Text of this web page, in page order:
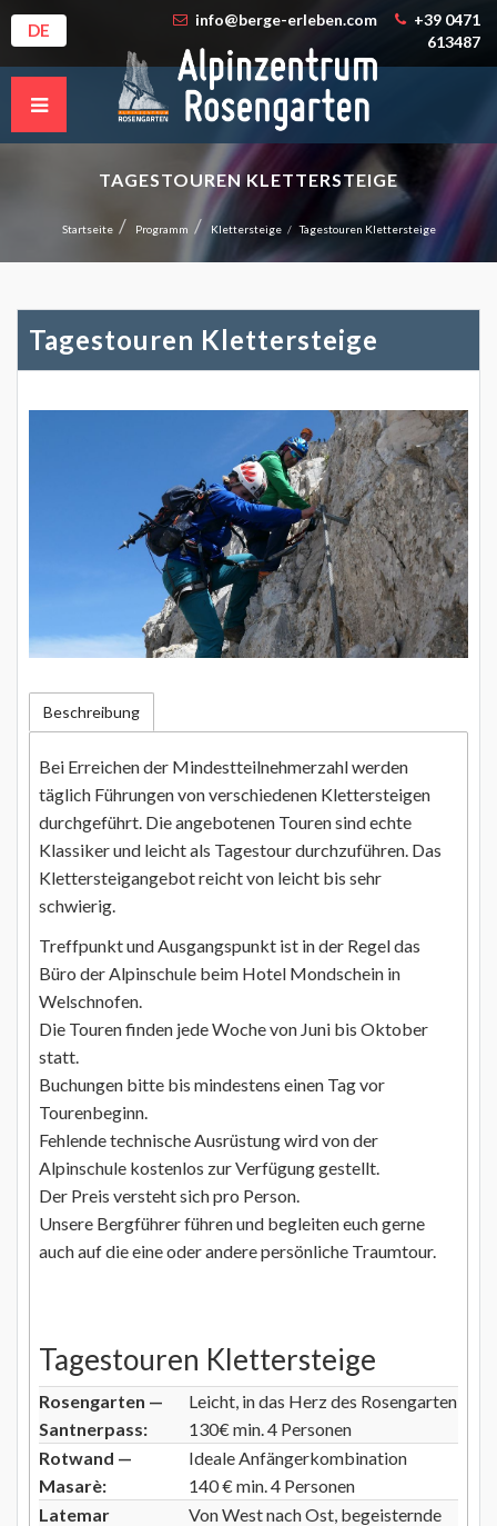
DE
info@berge-erleben.com
+39 0471
613487
TAGESTOUREN KLETTERSTEIGE
Startseite Programm Klettersteige Tagestouren Klettersteige
Tagestouren Klettersteige
Beschreibung
Bei Erreichen der Mindestteilnehmerzahl werden
täglich Führungen von verschiedenen Klettersteigen
durchgeführt. Die angebotenen Touren sind echte
Klassiker und leicht als Tagestour durchzuführen. Das
Klettersteigangebot reicht von leicht bis sehr
schwierig.
Treffpunkt und Ausgangspunkt ist in der Regel das
Büro der Alpinschule beim Hotel Mondschein in
Welschnofen.
Die Touren finden jede Woche von Juni bis Oktober
statt.
Buchungen bitte bis mindestens einen Tag vor
Tourenbeginn.
Fehlende technische Ausrüstung wird von der
Alpinschule kostenlos zur Verfügung gestellt.
Der Preis versteht sich pro Person.
Unsere Bergführer führen und begleiten euch gerne
auch auf die eine oder andere persönliche Traumtour.
Tagestouren Klettersteige
Rosengarten —
Santnerpass:
Leicht, in das Herz des Rosengarten
130€ min. 4 Personen
Rotwand —
Masarè:
Ideale Anfängerkombination
140 € min. 4 Personen
Latemar
Von West nach Ost, begeisternde